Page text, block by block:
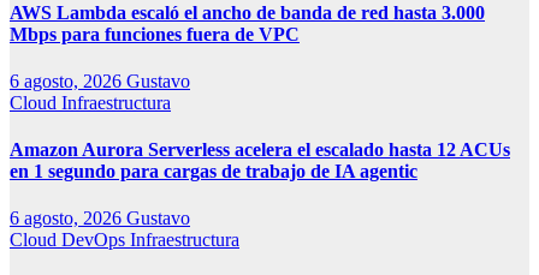
AWS Lambda escaló el ancho de banda de red hasta 3.000
Mbps para funciones fuera de VPC
6 agosto, 2026 Gustavo
Cloud Infraestructura
Amazon Aurora Serverless acelera el escalado hasta 12 ACUs
en 1 segundo para cargas de trabajo de IA agentic
6 agosto, 2026 Gustavo
Cloud DevOps Infraestructura